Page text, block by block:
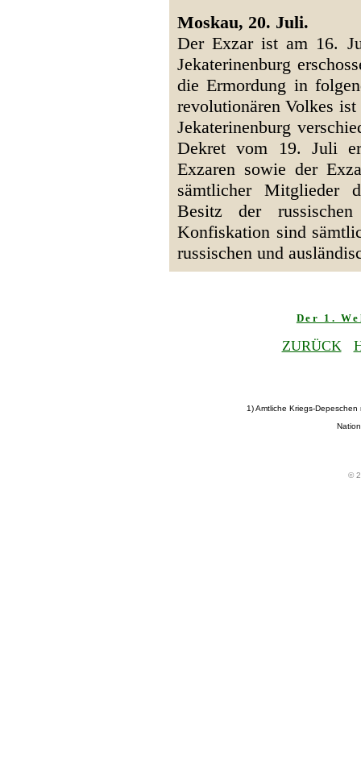
Moskau, 20. Juli.
Der Exzar ist am 16.
Jekaterinenburg
die Ermordung in
revolutionären Volkes
Jekaterinenburg
Dekret vom 19. Juli
Exzaren sowie der
sämtlicher Mitglieder
Besitz der
Konfiskation sind
russischen und
Der 1.
ZURÜCK
1) Amtliche Kriegs-
©